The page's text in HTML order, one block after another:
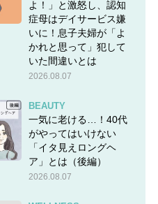
よ！」と激怒し、認知
症母はデイサービス嫌
いに！息子夫婦が「よ
かれと思って」犯して
いた間違いとは
2026.08.07
BEAUTY
一気に老ける…！40代
がやってはいけない
「イタ見えロングヘ
ア」とは（後編）
2026.08.07